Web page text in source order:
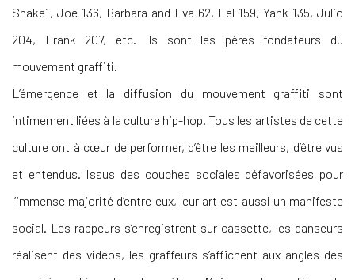
Snake1, Joe 136, Barbara and Eva 62, Eel 159, Yank 135, Julio
204, Frank 207, etc. Ils sont les pères fondateurs du
mouvement graffiti.
L’émergence et la diffusion du mouvement graffiti sont
intimement liées à la culture hip-hop. Tous les artistes de cette
culture ont à cœur de performer, d’être les meilleurs, d’être vus
et entendus. Issus des couches sociales défavorisées pour
l’immense majorité d’entre eux, leur art est aussi un manifeste
social. Les rappeurs s’enregistrent sur cassette, les danseurs
réalisent des vidéos, les graffeurs s’affichent aux angles des